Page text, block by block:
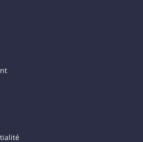
(barbecue, zones
restaurants : accessibles en
en voiture
: snorkeling, excursions